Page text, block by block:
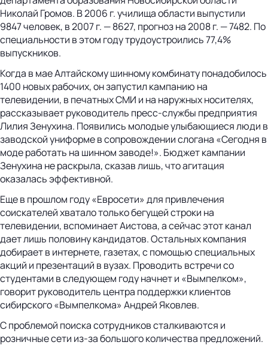
Николай Громов. В 2006 г. училища области выпустили
9847 человек, в 2007 г. — 8627, прогноз на 2008 г. — 7482. По
специальности в этом году трудоустроились 77,4%
выпускников.
Когда в мае Алтайскому шинному комбинату понадобилось
1400 новых рабочих, он запустил кампанию на
телевидении, в печатных СМИ и на наружных носителях,
рассказывает руководитель пресс-службы предприятия
Лилия Зенухина. Появились молодые улыбающиеся люди в
заводской униформе в сопровождении слогана «Сегодня в
моде работать на шинном заводе!». Бюджет кампании
Зенухина не раскрыла, сказав лишь, что агитация
оказалась эффективной.
Еще в прошлом году «Евросети» для привлечения
соискателей хватало только бегущей строки на
телевидении, вспоминает Аистова, а сейчас этот канал
дает лишь половину кандидатов. Остальных компания
добирает в интернете, газетах, с помощью специальных
акций и презентаций в вузах. Проводить встречи со
студентами в следующем году начнет и «Вымпелком»,
говорит руководитель центра поддержки клиентов
сибирского «Вымпелкома» Андрей Яковлев.
С проблемой поиска сотрудников сталкиваются и
розничные сети из-за большого количества предложений.